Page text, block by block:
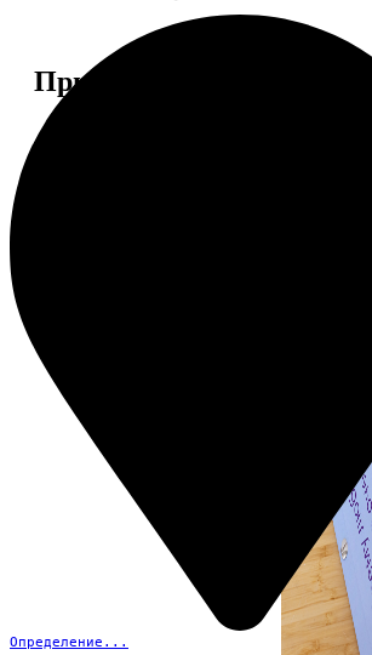
Определение...
Примеры работ